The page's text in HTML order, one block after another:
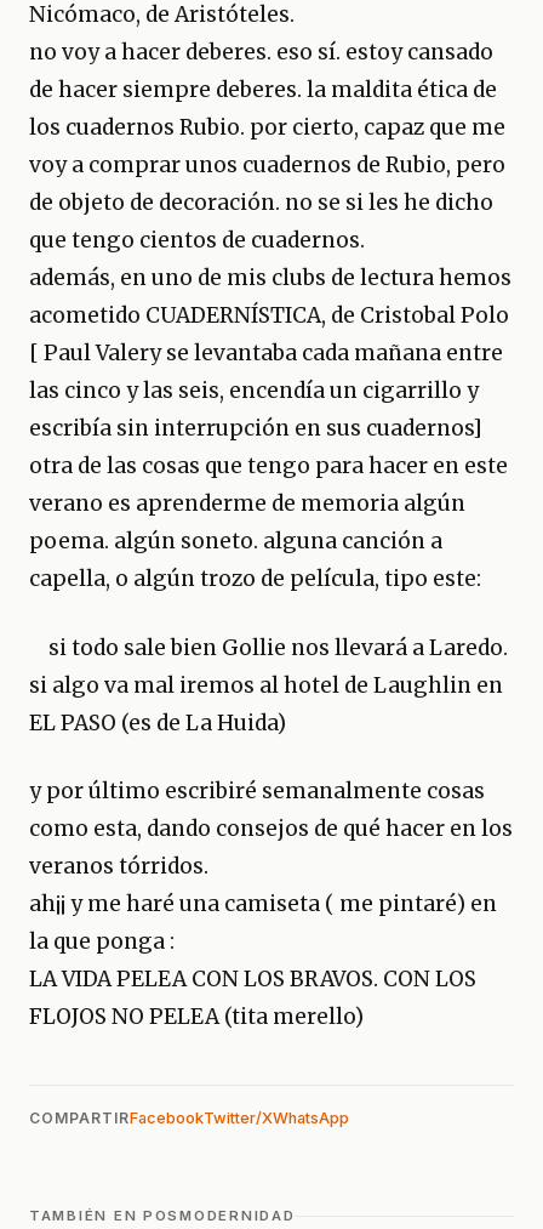
Nicómaco, de Aristóteles.
no voy a hacer deberes. eso sí. estoy cansado
de hacer siempre deberes. la maldita ética de
los cuadernos Rubio. por cierto, capaz que me
voy a comprar unos cuadernos de Rubio, pero
de objeto de decoración. no se si les he dicho
que tengo cientos de cuadernos.
además, en uno de mis clubs de lectura hemos
acometido CUADERNÍSTICA, de Cristobal Polo
[ Paul Valery se levantaba cada mañana entre
las cinco y las seis, encendía un cigarrillo y
escribía sin interrupción en sus cuadernos]
otra de las cosas que tengo para hacer en este
verano es aprenderme de memoria algún
poema. algún soneto. alguna canción a
capella, o algún trozo de película, tipo este:
si todo sale bien Gollie nos llevará a Laredo.
si algo va mal iremos al hotel de Laughlin en
EL PASO (es de La Huida)
y por último escribiré semanalmente cosas
como esta, dando consejos de qué hacer en los
veranos tórridos.
ah¡¡ y me haré una camiseta ( me pintaré) en
la que ponga :
LA VIDA PELEA CON LOS BRAVOS. CON LOS
FLOJOS NO PELEA (tita merello)
COMPARTIRFacebookTwitter/XWhatsApp
TAMBIÉN EN POSMODERNIDAD